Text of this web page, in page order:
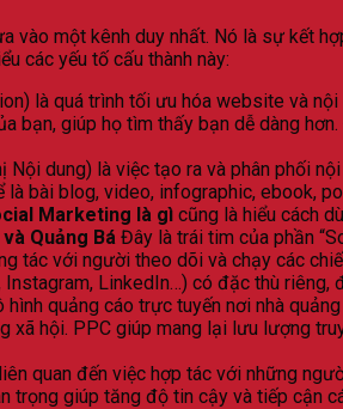
vào một kênh duy nhất. Nó là sự kết
các yếu tố cấu thành này:
là quá trình tối ưu hóa website và
giúp họ tìm thấy bạn dễ dàng
Nội dung) là việc tạo ra và phân phối
bài blog, video, infographic, ebook,
Marketing là gì cũng là hiểu cách
Quảng Bá Đây là trái tim của phần
tác với người theo dõi và chạy các
LinkedIn…) có đặc thù riêng,
quảng cáo trực tuyến nơi nhà
hội. PPC giúp mang lại lưu lượng
liên quan đến việc hợp tác với những
giúp tăng độ tin cậy và tiếp cận